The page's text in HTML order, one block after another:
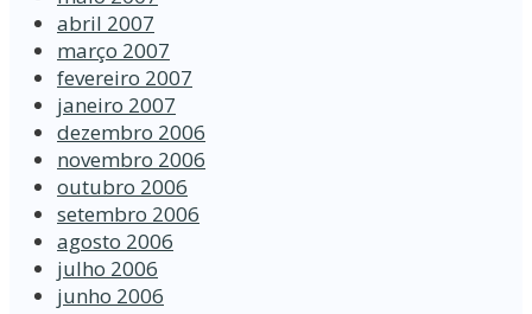
abril 2007
março 2007
fevereiro 2007
janeiro 2007
dezembro 2006
novembro 2006
outubro 2006
setembro 2006
agosto 2006
julho 2006
junho 2006